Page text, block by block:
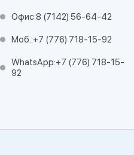
Офис:8 (7142) 56-64-42
Моб.:+7 (776) 718-15-92
WhatsApp:+7 (776) 718-15-
92